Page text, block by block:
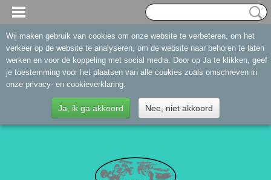
Wij maken gebruik van cookies om onze website te verbeteren, om het
verkeer op de website te analyseren, om de website naar behoren te laten
werken en voor de koppeling met social media. Door op Ja te klikken, geef
je toestemming voor het plaatsen van alle cookies zoals omschreven in
onze privacy- en cookieverklaring.
Ja, ik ga akkoord Nee, niet akkoord